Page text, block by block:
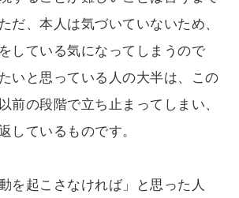
だ、本人は気づいていないため、
している気になってしまうので
いと思っている人の大半は、この
前の段階で立ち止まってしまい、
しているものです。
を起こさなければ」と思った人